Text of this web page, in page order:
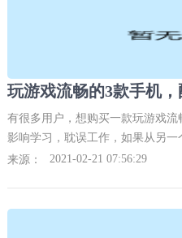
有很多用户，想购买一款玩游戏流
影响学习，耽误工作，如果从另
对待游戏的态度了，宜疏不宜堵就
来源： 2021-02-21 07:56:29